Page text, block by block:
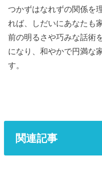
つかずはなれずの関係を
れば、しだいにあなたも
前の明るさや巧みな話術
になり、和やかで円満な
す。
関連記事